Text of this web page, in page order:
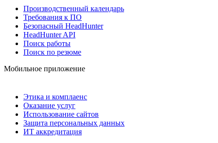
Производственный календарь
Требования к ПО
Безопасный HeadHunter
HeadHunter API
Поиск работы
Поиск по резюме
Мобильное приложение
Этика и комплаенс
Оказание услуг
Использование сайтов
Защита персональных данных
ИТ аккредитация